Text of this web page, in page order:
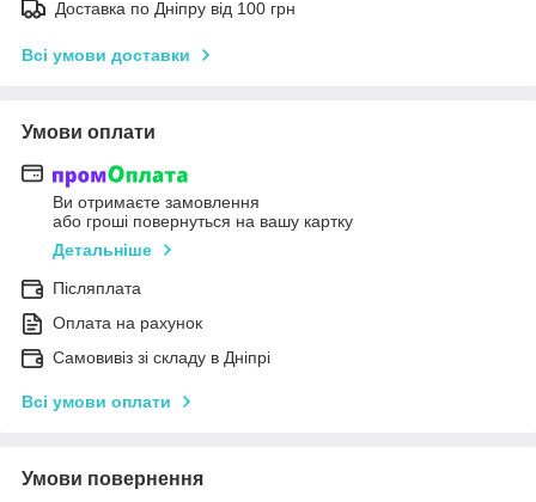
Доставка по Дніпру від 100 грн
Всі умови доставки
Умови оплати
Ви отримаєте замовлення
або гроші повернуться на вашу картку
Детальніше
Післяплата
Оплата на рахунок
Самовивіз зі складу в Дніпрі
Всі умови оплати
Умови повернення